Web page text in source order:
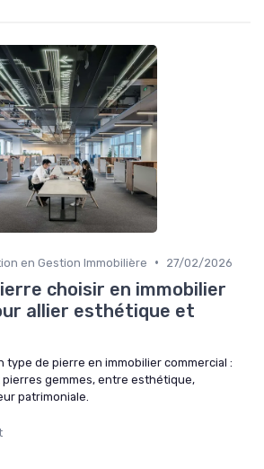
en Gestion Immobilière • 27/02/2026
choisir en immobilier
allier esthétique et
type de pierre en immobilier commercial :
pierres gemmes, entre esthétique,
patrimoniale.